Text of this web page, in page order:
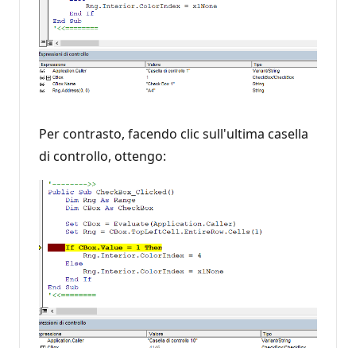
Per contrasto, facendo clic sull'ultima casella
di controllo, ottengo: